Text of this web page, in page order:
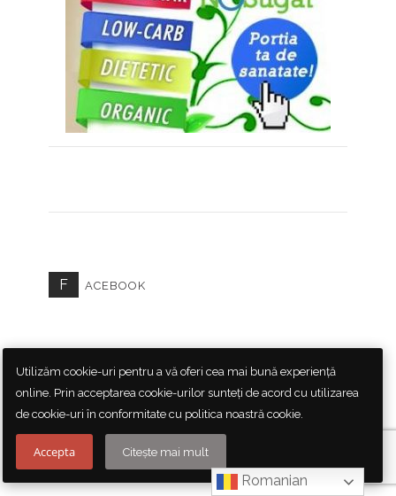
F ACEBOOK
U LTIMELE ARTICOLE
Romanian
Utilizăm cookie-uri pentru a vă oferi cea mai bună experiență
online. Prin acceptarea cookie-urilor sunteți de acord cu utilizarea
de cookie-uri în conformitate cu politica noastră cookie.
Accepta Citește mai mult